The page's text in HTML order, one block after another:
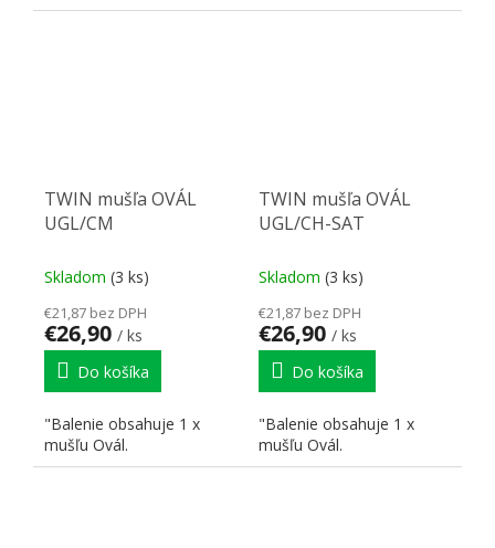
TWIN mušľa OVÁL
UGL/CM
Skladom (3 ks)
€21,87 bez DPH
€26,90 / ks
Do košíka
"Balenie obsahuje 1 x
mušľu Ovál.
TWIN mušľa OVÁL
UGL/CH-SAT
Skladom (3 ks)
€21,87 bez DPH
€26,90 / ks
Do košíka
"Balenie obsahuje 1 x
mušľu Ovál.